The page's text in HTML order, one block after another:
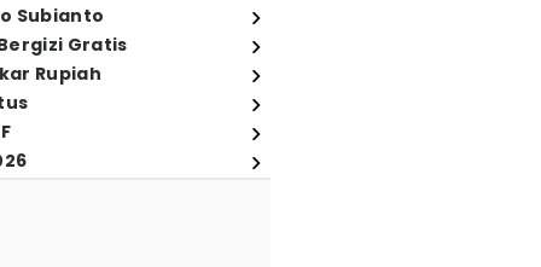
Subianto
Gratis
Rupiah